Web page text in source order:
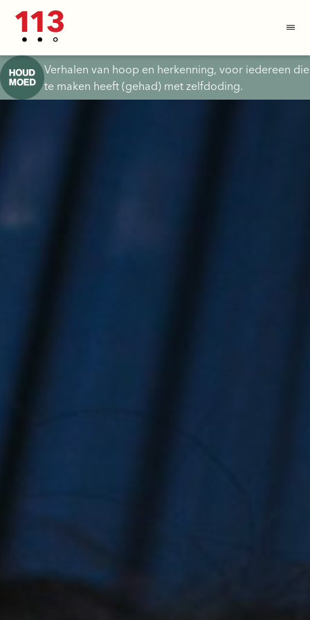
Verhalen van hoop en herkenning, voor iedereen die
te maken heeft (gehad) met zelfdoding.